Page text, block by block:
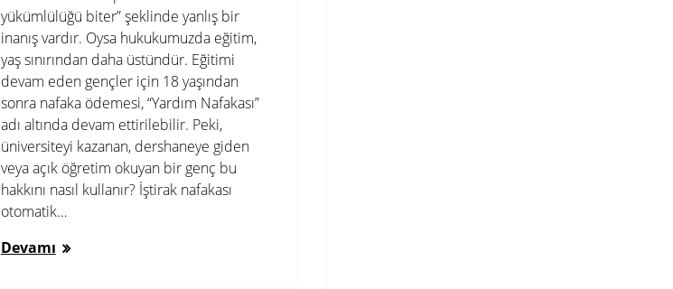
yükümlülüğü biter” şeklinde yanlış bir
inanış vardır. Oysa hukukumuzda eğitim,
yaş sınırından daha üstündür. Eğitimi
devam eden gençler için 18 yaşından
sonra nafaka ödemesi, “Yardım Nafakası”
adı altında devam ettirilebilir. Peki,
üniversiteyi kazanan, dershaneye giden
veya açık öğretim okuyan bir genç bu
hakkını nasıl kullanır? İştirak nafakası
otomatik…
Devamı